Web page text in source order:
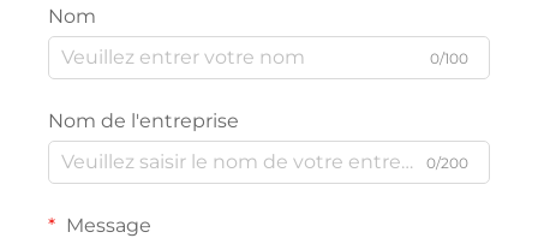
Nom
0/100
Nom de l'entreprise
0/200
Message